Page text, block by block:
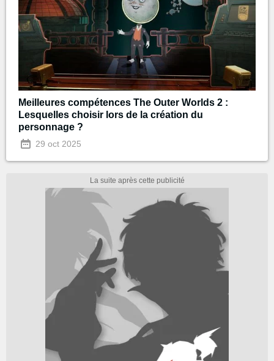
Meilleures compétences The Outer Worlds 2 :
Lesquelles choisir lors de la création du
personnage ?
29 oct 2025